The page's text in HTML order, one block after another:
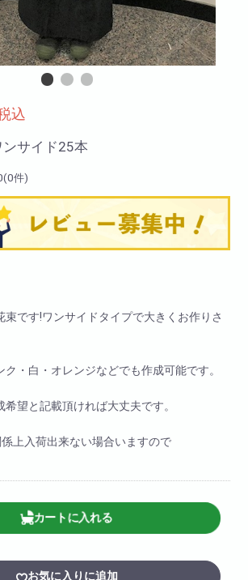
込
サイド25本
件)
束です!ワンサイドタイプで大きくお作りさ
・白・オレンジなどでも作成可能です。
望と記載頂ければ大丈夫です。
上入荷出来ない場合いますので
カートに入れる
お気に入りに追加